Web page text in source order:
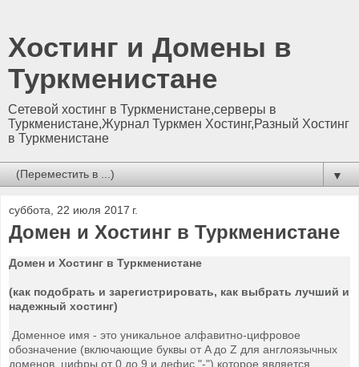
Хостинг и Домены в
Туркменистане
Сетевой хостинг в Туркменистане,серверы в
Туркменистане,Журнал Туркмен Хостинг,Разный Хостинг
в Туркменистане
▼
суббота, 22 июля 2017 г.
Домен и Хостинг в Туркменистане
Домен и Хостинг в Туркменистане
(как подобрать и зарегистрировать, как выбрать лучший и
надежный хостинг)
Доменное имя - это уникальное алфавитно-цифровое
обозначение (включающие буквы от A до Z для англоязычных
доменов, цифры от 0 до 9 и дефис "-") которое является